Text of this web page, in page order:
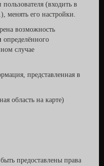
(входить в
менять его настройки.
возможность
определённого
случае
представленная в
область на карте)
предоставлены права